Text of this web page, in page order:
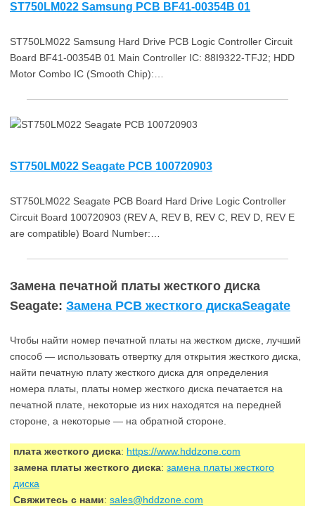
ST750LM022 Samsung PCB BF41-00354B 01
ST750LM022 Samsung Hard Drive PCB Logic Controller Circuit
Board BF41-00354B 01 Main Controller IC: 88I9322-TFJ2; HDD
Motor Combo IC (Smooth Chip):…
ST750LM022 Seagate PCB 100720903
ST750LM022 Seagate PCB Board Hard Drive Logic Controller
Circuit Board 100720903 (REV A, REV B, REV C, REV D, REV E
are compatible) Board Number:…
Замена печатной платы жесткого диска
Seagate: Замена PCB жесткого дискаSeagate
Чтобы найти номер печатной платы на жестком диске, лучший
способ — использовать отвертку для открытия жесткого диска,
найти печатную плату жесткого диска для определения
номера платы, платы номер жесткого диска печатается на
печатной плате, некоторые из них находятся на передней
стороне, а некоторые — на обратной стороне.
плата жесткого диска: https://www.hddzone.com
замена платы жесткого диска: замена платы жесткого
диска
Свяжитесь с нами: sales@hddzone.com